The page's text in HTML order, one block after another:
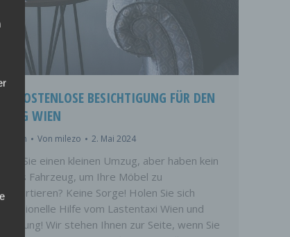
KOSTENLOSE BESICHTIGUNG FÜR DEN
WIEN
Von milezo 2. Mai 2024
Sie einen kleinen Umzug, aber haben kein
Fahrzeug, um Ihre Möbel zu
Keine Sorge! Holen Sie sich
Hilfe vom Lastentaxi Wien und
Wir stehen Ihnen zur Seite, wenn Sie